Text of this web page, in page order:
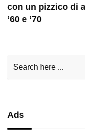
con un pizzico di
‘60 e ‘70
Ads